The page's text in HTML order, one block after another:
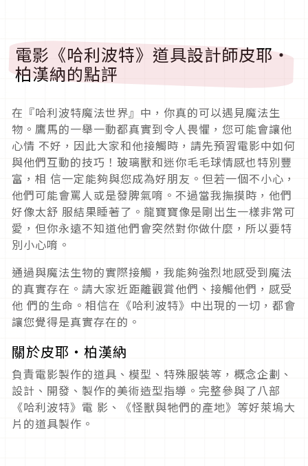
電影《哈利波特》道具設計師皮耶・
柏漢納的點評
在『哈利波特魔法世界』中，你真的可以遇見魔法生
物。鷹馬的一舉一動都真實到令人畏懼，您可能會讓他
心情 不好，因此大家和他接觸時，請先預習電影中如何
與他們互動的技巧！玻璃獸和迷你毛毛球情感也特別豐
富，相 信一定能夠與您成為好朋友。但若一個不小心，
他們可能會罵人或是發脾氣唷。不過當我撫摸時，他們
好像太舒 服結果睡著了。龍寶寶像是剛出生一樣非常可
愛，但你永遠不知道他們會突然對你做什麼，所以要特
別小心唷。
通過與魔法生物的實際接觸，我能夠強烈地感受到魔法
的真實存在。請大家近距離觀賞他們、接觸他們，感受
他 們的生命。相信在《哈利波特》中出現的一切，都會
讓您覺得是真實存在的。
關於皮耶・柏漢納
負責電影製作的道具、模型、特殊服裝等，概念企劃、
設計、開發、製作的美術造型指導。完整參與了八部
《哈利波特》電 影、《怪獸與牠們的產地》等好萊塢大
片的道具製作。